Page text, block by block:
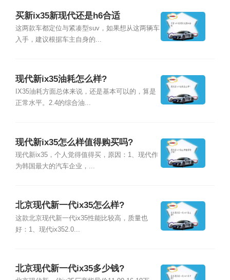
买新ix35新现代还是h6合适
这两款车都定位与紧凑型suv，如果想从这两辆车
入手，建议根据车主自身的...
现代新ix35油耗怎么样?
IX35油耗方面总体来说，还是基本可以的，算是
正常水平。2.4的综合油...
现代新ix35怎么样值得购买吗?
现代新ix35，个人觉得值得买，原因：1、现代作
为韩国最大的汽车企业，...
北京现代新一代ix35怎么样?
这款北京现代新一代ix35性能比较高，质量也
好：1、现代ix352.0...
北京现代新一代ix35多少钱?